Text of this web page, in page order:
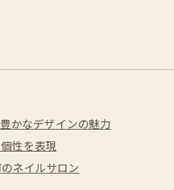
かなデザインの魅力
性を表現
ネイルサロン